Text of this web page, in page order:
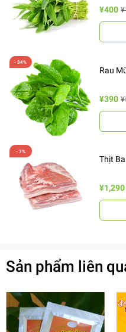
¥400
Rau
¥390
Thịt
¥1,290
Sản phẩm liên